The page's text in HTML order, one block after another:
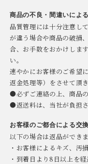
商品の不良・間違いによ
品質管理には十分注意し
が違う場合や商品の破損
合、お手数をおかけしま
い。
速やかにお客様のご希望
返金処理等）をさせて頂き
●必ずご連絡の上、商品
●返送料は、当社が負担さ
お客様のご都合による交
以下の場合は返品ができ
・お客様によるキズ、汚
・到着日より8日以上を